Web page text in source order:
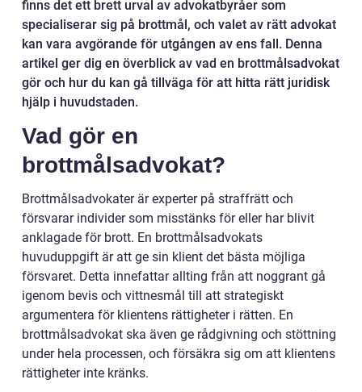
finns det ett brett urval av advokatbyråer som
specialiserar sig på brottmål, och valet av rätt advokat
kan vara avgörande för utgången av ens fall. Denna
artikel ger dig en överblick av vad en brottmålsadvokat
gör och hur du kan gå tillväga för att hitta rätt juridisk
hjälp i huvudstaden.
Vad gör en
brottmålsadvokat?
Brottmålsadvokater är experter på straffrätt och
försvarar individer som misstänks för eller har blivit
anklagade för brott. En brottmålsadvokats
huvuduppgift är att ge sin klient det bästa möjliga
försvaret. Detta innefattar allting från att noggrant gå
igenom bevis och vittnesmål till att strategiskt
argumentera för klientens rättigheter i rätten. En
brottmålsadvokat ska även ge rådgivning och stöttning
under hela processen, och försäkra sig om att klientens
rättigheter inte kränks.